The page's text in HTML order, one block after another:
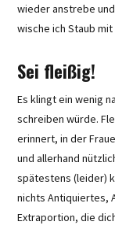
wieder anstrebe
wische ich Staub
Sei fleißig!
Es klingt ein wenig
schreiben würde.
erinnert, in der
und allerhand
spätestens (leider)
nichts Antiquiertes,
Extraportion, die